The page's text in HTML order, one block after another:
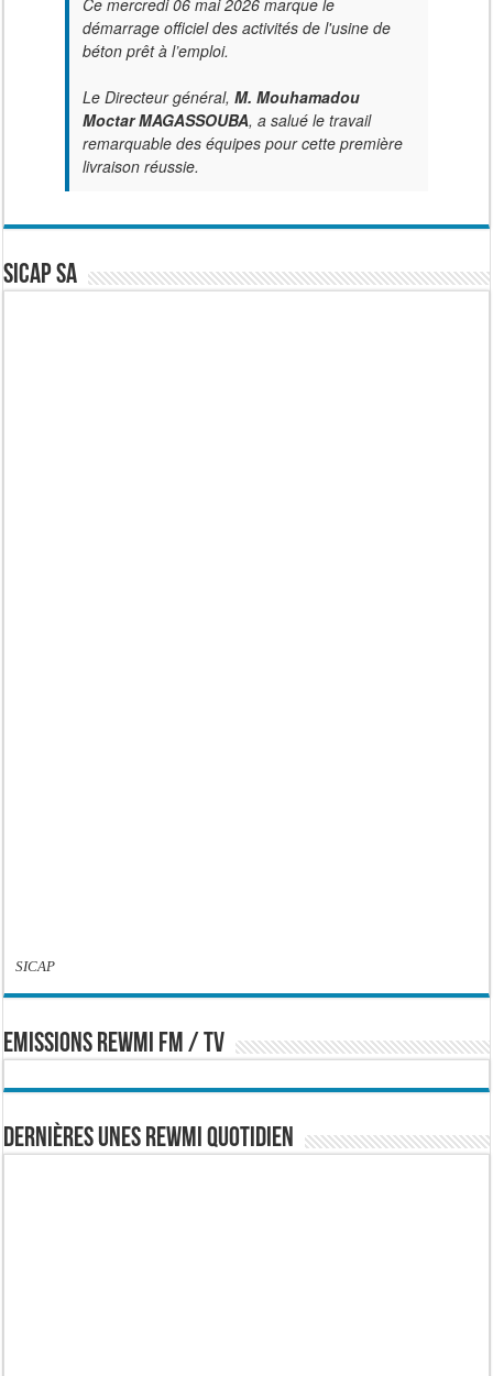
Ce mercredi 06 mai 2026 marque le
démarrage officiel des activités de l'usine de
béton prêt à l’emploi.
Le Directeur général, M. Mouhamadou
Moctar MAGASSOUBA, a salué le travail
remarquable des équipes pour cette première
livraison réussie.
SICAP SA
SICAP
EMISSIONS REWMI FM / TV
Dernières Unes Rewmi Quotidien